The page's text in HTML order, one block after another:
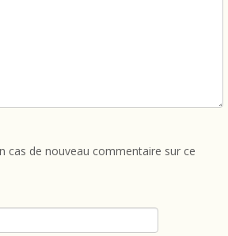
cas de nouveau commentaire sur ce